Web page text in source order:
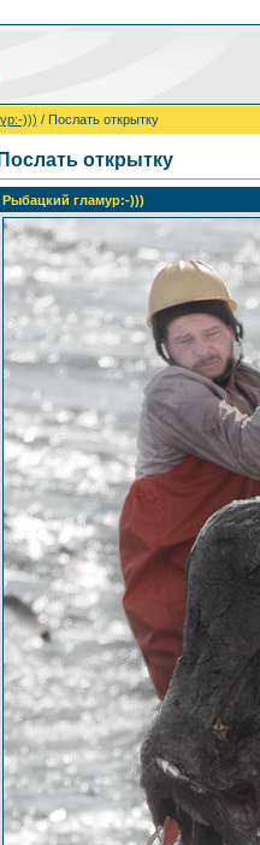
))) / Послать открытку
Послать открытку
Рыбацкий гламур:-)))